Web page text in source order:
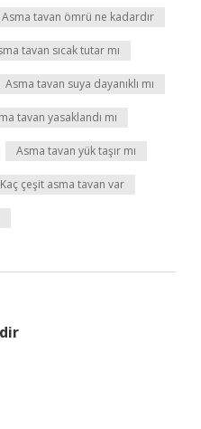
Asma tavan ömrü ne kadardır
tavan sıcak tutar mı
Asma tavan suya dayanıklı mı
tavan yasaklandı mı
Asma tavan yük taşır mı
Kaç çeşit asma tavan var